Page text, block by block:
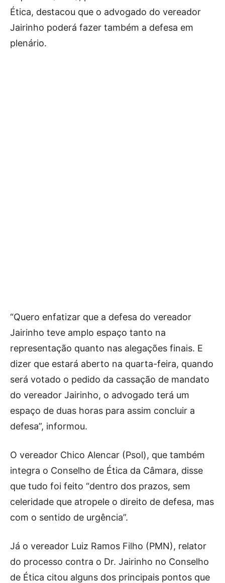
Ética, destacou que o advogado do vereador
Jairinho poderá fazer também a defesa em
plenário.
“Quero enfatizar que a defesa do vereador
Jairinho teve amplo espaço tanto na
representação quanto nas alegações finais. E
dizer que estará aberto na quarta-feira, quando
será votado o pedido da cassação de mandato
do vereador Jairinho, o advogado terá um
espaço de duas horas para assim concluir a
defesa”, informou.
O vereador Chico Alencar (Psol), que também
integra o Conselho de Ética da Câmara, disse
que tudo foi feito “dentro dos prazos, sem
celeridade que atropele o direito de defesa, mas
com o sentido de urgência”.
Já o vereador Luiz Ramos Filho (PMN), relator
do processo contra o Dr. Jairinho no Conselho
de Ética citou alguns dos principais pontos que